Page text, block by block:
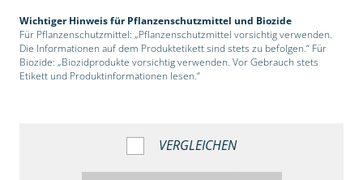
Wichtiger Hinweis für Pflanzenschutzmittel und Biozide
Für Pflanzenschutzmittel: „Pflanzenschutzmittel vorsichtig verwenden.
Die Informationen auf dem Produktetikett sind stets zu befolgen.“ Für
Biozide: „Biozidprodukte vorsichtig verwenden. Vor Gebrauch stets
Etikett und Produktinformationen lesen.“
VERGLEICHEN